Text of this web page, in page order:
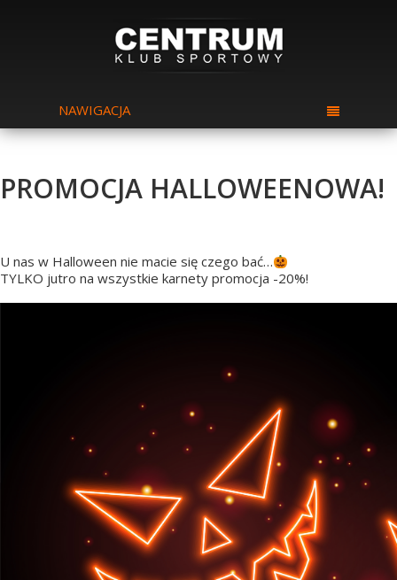
NAWIGACJA
PROMOCJA HALLOWEENOWA!
U nas w Halloween nie macie się czego bać…
TYLKO jutro na wszystkie karnety promocja -20%!